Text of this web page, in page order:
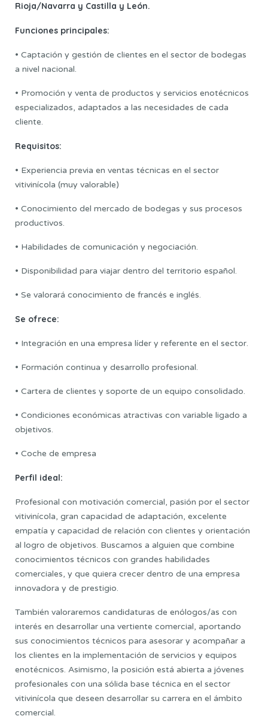
Rioja/Navarra y Castilla y León.
Funciones principales:
• Captación y gestión de clientes en el sector de bodegas
a nivel nacional.
• Promoción y venta de productos y servicios enotécnicos
especializados, adaptados a las necesidades de cada
cliente.
Requisitos:
• Experiencia previa en ventas técnicas en el sector
vitivinícola (muy valorable)
• Conocimiento del mercado de bodegas y sus procesos
productivos.
• Habilidades de comunicación y negociación.
• Disponibilidad para viajar dentro del territorio español.
• Se valorará conocimiento de francés e inglés.
Se ofrece:
• Integración en una empresa líder y referente en el sector.
• Formación continua y desarrollo profesional.
• Cartera de clientes y soporte de un equipo consolidado.
• Condiciones económicas atractivas con variable ligado a
objetivos.
• Coche de empresa
Perfil ideal:
Profesional con motivación comercial, pasión por el sector
vitivinícola, gran capacidad de adaptación, excelente
empatía y capacidad de relación con clientes y orientación
al logro de objetivos. Buscamos a alguien que combine
conocimientos técnicos con grandes habilidades
comerciales, y que quiera crecer dentro de una empresa
innovadora y de prestigio.
También valoraremos candidaturas de enólogos/as con
interés en desarrollar una vertiente comercial, aportando
sus conocimientos técnicos para asesorar y acompañar a
los clientes en la implementación de servicios y equipos
enotécnicos. Asimismo, la posición está abierta a jóvenes
profesionales con una sólida base técnica en el sector
vitivinícola que deseen desarrollar su carrera en el ámbito
comercial.